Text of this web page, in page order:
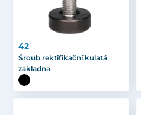
42
Šroub rektifikační kulatá
základna